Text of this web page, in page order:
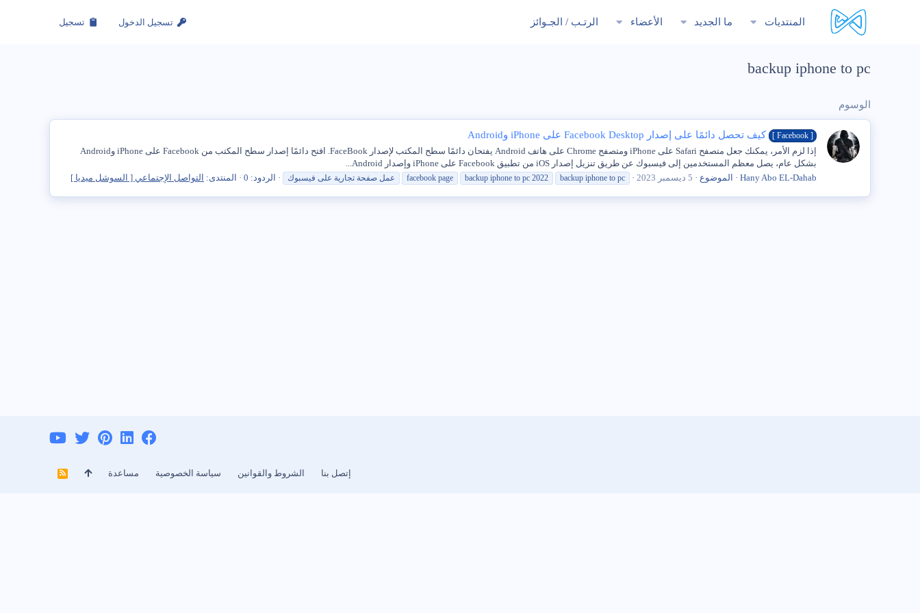
المنتديات ما الجديد الأعضاء الرتـب / الجـوائز تسجيل الدخول تسجيل
backup iphone to pc
الوسوم
[ Facebook‎‏ ] كيف تحصل دائمًا على إصدار Facebook Desktop على iPhone وAndroid
إذا لزم الأمر، يمكنك جعل متصفح Safari على iPhone ومتصفح Chrome على هاتف Android يفتحان دائمًا سطح المكتب لإصدار FaceBook. افتح دائمًا إصدار سطح المكتب من Facebook على iPhone وAndroid
بشكل عام، يصل معظم المستخدمين إلى فيسبوك عن طريق تنزيل إصدار iOS من تطبيق Facebook على iPhone وإصدار Android...
Hany Abo EL-Dahab
الموضوع 5 ديسمبر 2023 backup iphone to pc
backup iphone to pc 2022
facebook page عمل صفحة تجارية على فيسبوك الردود: 0 المنتدى: التواصل الإجتماعي [ السوشل ميديا ]
إتصل بنا الشروط والقوانين سياسة الخصوصية مساعدة
R